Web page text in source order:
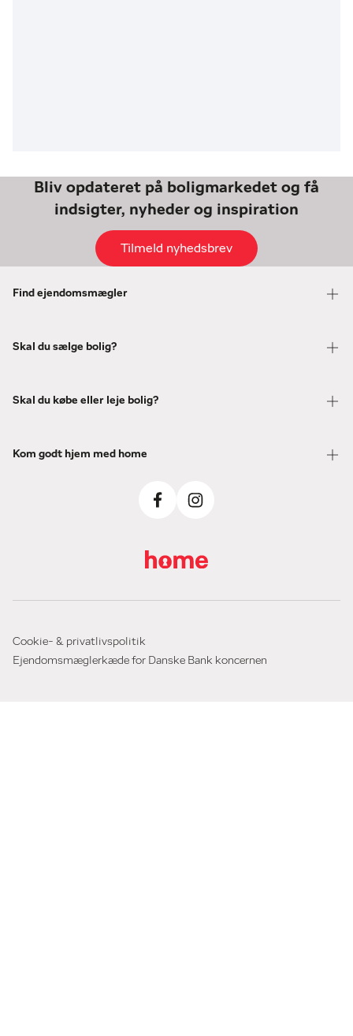
Bliv opdateret på boligmarkedet og få
indsigter, nyheder og inspiration
Tilmeld nyhedsbrev
Find ejendomsmægler
Skal du sælge bolig?
Skal du købe eller leje bolig?
Kom godt hjem med home
Cookie- & privatlivspolitik
Ejendomsmæglerkæde for Danske Bank koncernen